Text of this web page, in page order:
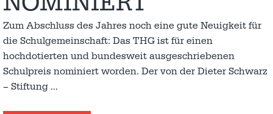
Zum Abschluss des Jahres noch eine gute Neuigkeit für
die Schulgemeinschaft: Das THG ist für einen
hochdotierten und bundesweit ausgeschriebenen
Schulpreis nominiert worden. Der von der Dieter Schwarz
– Stiftung …